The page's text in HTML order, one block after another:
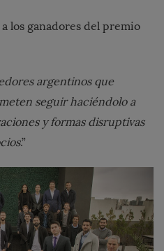
los ganadores del premio
argentinos que
seguir haciéndolo a
y formas disruptivas
.”